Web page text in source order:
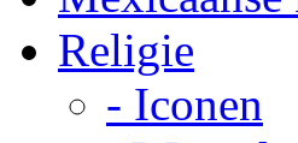
Religie
- Iconen